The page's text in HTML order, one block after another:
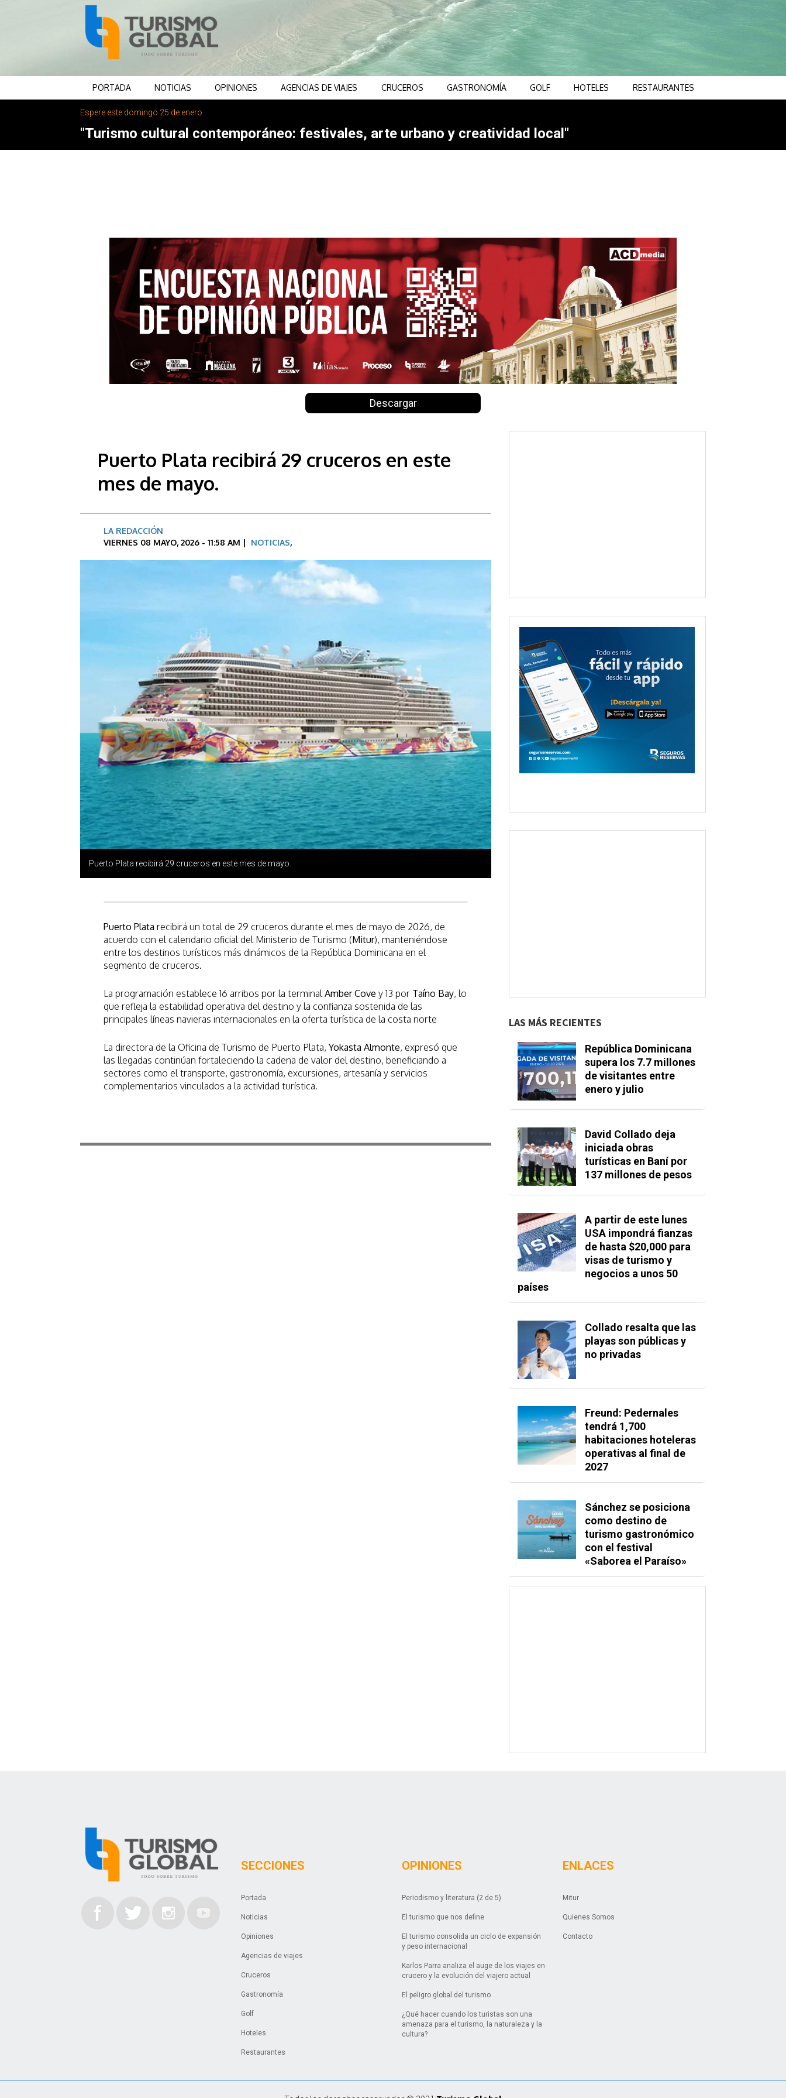
PORTADA NOTICIAS OPINIONES AGENCIAS DE VIAJES CRUCEROS GASTRONOMÍA GOLF HOTELES RESTAURANTES
Espere este domingo 25 de enero
"Turismo cultural contemporáneo: festivales, arte urbano y creatividad local"
Descargar
Puerto Plata recibirá 29 cruceros en este
mes de mayo.
LA REDACCIÓN
VIERNES 08 MAYO, 2026 - 11:58 AM | NOTICIAS,
Puerto Plata recibirá 29 cruceros en este mes de mayo.
Puerto Plata recibirá un total de 29 cruceros durante el mes de mayo de 2026, de
acuerdo con el calendario oficial del Ministerio de Turismo (Mitur), manteniéndose
entre los destinos turísticos más dinámicos de la República Dominicana en el
segmento de cruceros.
La programación establece 16 arribos por la terminalAmber Cove y 13 por Taíno Bay, lo
que refleja la estabilidad operativa del destino y la confianza sostenida de las
principales líneas navieras internacionales en la oferta turística de la costa norte
La directora de la Oficina de Turismo de Puerto Plata, Yokasta Almonte, expresó que
las llegadas continúan fortaleciendo la cadena de valor del destino, beneficiando a
sectores como el transporte, gastronomía, excursiones, artesanía y servicios
complementarios vinculados a la actividad turística.
LAS MÁS RECIENTES
República Dominicana
supera los 7.7 millones
de visitantes entre
enero y julio
David Collado deja
iniciada obras
turísticas en Baní por
137 millones de pesos
A partir de este lunes
USA impondrá fianzas
de hasta $20,000 para
visas de turismo y
negocios a unos 50
países
Collado resalta que las
playas son públicas y
no privadas
Freund: Pedernales
tendrá 1,700
habitaciones hoteleras
operativas al final de
2027
Sánchez se posiciona
como destino de
turismo gastronómico
con el festival
«Saborea el Paraíso»
SECCIONES
Portada
Noticias
Opiniones
Agencias de viajes
Cruceros
Gastronomía
Golf
Hoteles
Restaurantes
OPINIONES
Periodismo y literatura (2 de 5)
El turismo que nos define
El turismo consolida un ciclo de expansión
y peso internacional
Karlos Parra analiza el auge de los viajes en
crucero y la evolución del viajero actual
El peligro global del turismo
¿Qué hacer cuando los turistas son una
amenaza para el turismo, la naturaleza y la
cultura?
ENLACES
Mitur
Quienes Somos
Contacto